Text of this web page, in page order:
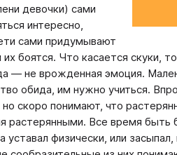
девочки) сами
интересно,
сами придумывают
боятся. Что касается скуки,
— не врожденная эмоция.
обида, им нужно учиться.
скоро понимают, что
Все время быть
уставал физически, или